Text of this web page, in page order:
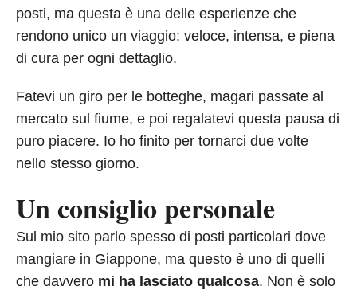
posti, ma questa è una delle esperienze che
rendono unico un viaggio: veloce, intensa, e piena
di cura per ogni dettaglio.
Fatevi un giro per le botteghe, magari passate al
mercato sul fiume, e poi regalatevi questa pausa di
puro piacere. Io ho finito per tornarci due volte
nello stesso giorno.
Un consiglio personale
Sul mio sito parlo spesso di posti particolari dove
mangiare in Giappone, ma questo è uno di quelli
che davvero mi ha lasciato qualcosa. Non è solo